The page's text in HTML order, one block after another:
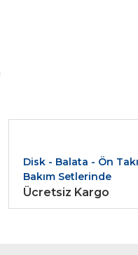
noktaları öneri formunu
Disk - Balata - Ön
Bakım Setlerinde
Ücretsiz Kargo